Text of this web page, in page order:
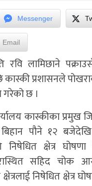
Messenger
Email
रवि लामिछाने
कास्की प्रशासनले
गरेको छ ।
कास्कीका प्रमुख
पौने १२
निषेधित क्षेत्र
सहिद चोक
निषेधित क्षेत्र